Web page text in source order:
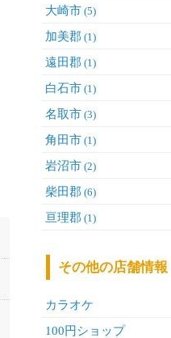
大崎市 (5)
加美郡 (1)
遠田郡 (1)
白石市 (1)
名取市 (3)
角田市 (1)
岩沼市 (2)
柴田郡 (6)
亘理郡 (1)
その他の店舗情報
カラオケ
100円ショップ